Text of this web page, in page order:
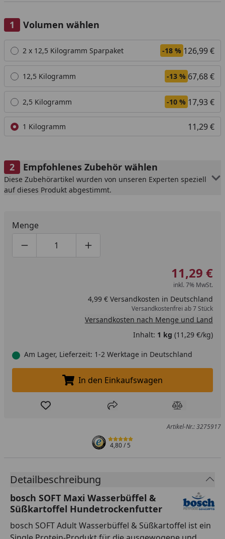
Volumen wählen
Alle anzeigen (4)
2 x 12,5 Kilogramm Sparpaket -18 % 126,99 €
12,5 Kilogramm -13 % 67,68 €
2,5 Kilogramm -10 % 17,93 €
1 Kilogramm 11,29 €
Empfohlenes Zubehör wählen
Diese Zubehörartikel wurden von unseren Experten speziell
auf dieses Produkt abgestimmt.
Menge
Produktmenge um eins verringern
Produktmenge manuell eingeben
Produktmenge um eins erhöhen
11,29 €
inkl. 7% MwSt.
4,99 € Versandkosten in Deutschland
Versandkostenfrei ab 7 Stück
Versandkosten nach Menge und Land
Inhalt: 1 kg (11,29 €/kg)
Am Lager, Lieferzeit: 1-2 Werktage in Deutschland
In den Einkaufswagen legen
In den Einkaufswagen
Produkt zur Wunschliste hinzufügen
Teilen Produkt
Artikel-Nr.: 3275917
4,80/ 5
Detailbeschreibung
bosch SOFT Maxi Wasserbüffel &
Süßkartoffel Hundetrockenfutter
bosch SOFT Adult Wasserbüffel & Süßkartoffel ist ein